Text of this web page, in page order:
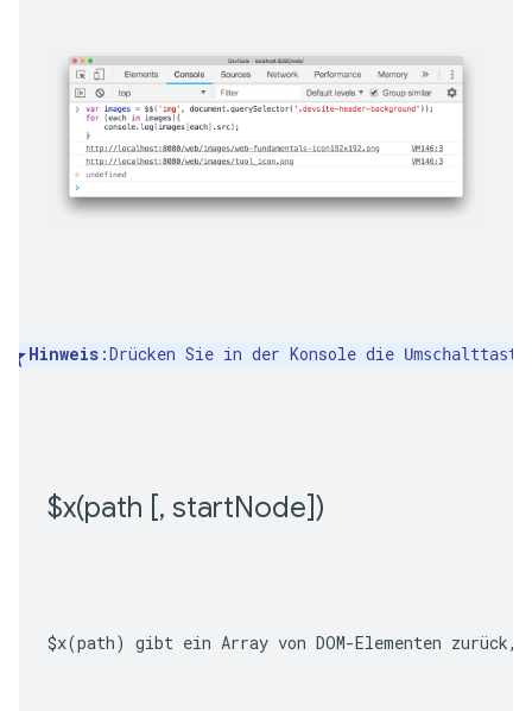
Hinweis :Drücken Sie in der Konsole die Umschalttaste
$x(path [, startNode])
$x(path) gibt ein Array von DOM-Elementen zurück,